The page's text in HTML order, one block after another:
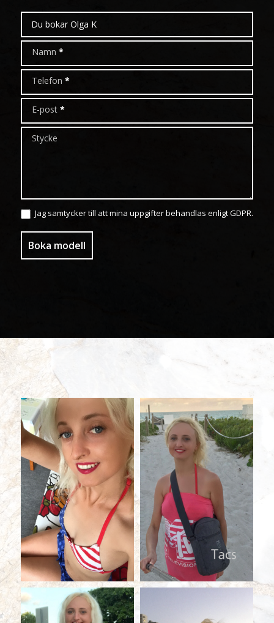
Boka
modell
Namn *
Telefon *
E-post *
Stycke
Jag samtycker till att mina uppgifter behandlas enligt GDPR.
Boka modell